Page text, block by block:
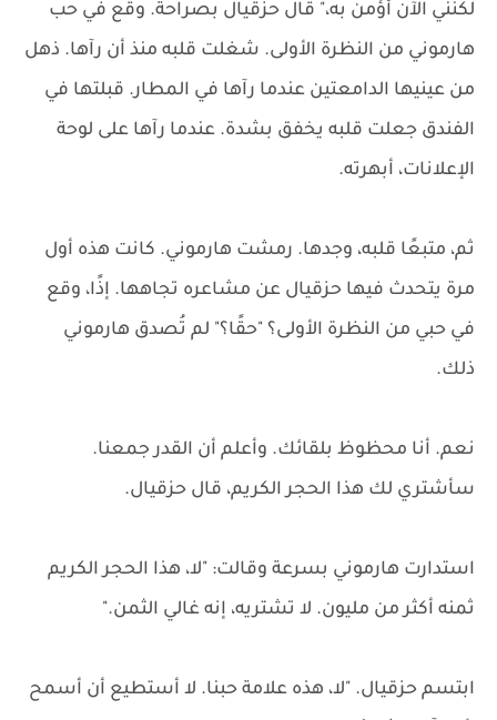
لكنني الآن أؤمن به،" قال حزقيال بصراحة. وقع في حب
هارموني من النظرة الأولى. شغلت قلبه منذ أن رآها. ذهل
من عينيها الدامعتين عندما رآها في المطار. قبلتها في
الفندق جعلت قلبه يخفق بشدة. عندما رآها على لوحة
الإعلانات، أبهرته.
ثم، متبعًا قلبه، وجدها. رمشت هارموني. كانت هذه أول
مرة يتحدث فيها حزقيال عن مشاعره تجاهها. إذًا، وقع
في حبي من النظرة الأولى؟ "حقًا؟" لم تُصدق هارموني
ذلك.
نعم. أنا محظوظ بلقائك. وأعلم أن القدر جمعنا.
سأشتري لك هذا الحجر الكريم، قال حزقيال.
استدارت هارموني بسرعة وقالت: "لا، هذا الحجر الكريم
ثمنه أكثر من مليون. لا تشتريه، إنه غالي الثمن."
ابتسم حزقيال. "لا، هذه علامة حبنا. لا أستطيع أن أسمح